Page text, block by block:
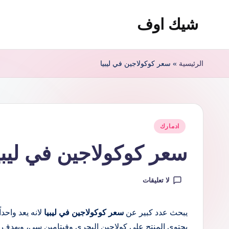
شيك اوف
اوف
شركة
ادمارك
الماليزية
مشروب
صحي
الرئيسية » سعر كوكولاجين في ليبيا
نُشرادمارك
سعر كوكولاجين في
لا تعليقات
يبحث عدد كبير عن سعر كوكولاجين في ليبيا لانه يعد
يحتوي المنتج على كولاجين البحري وفيتامين سي، ويهدف